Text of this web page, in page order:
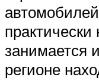
занимается
регионе